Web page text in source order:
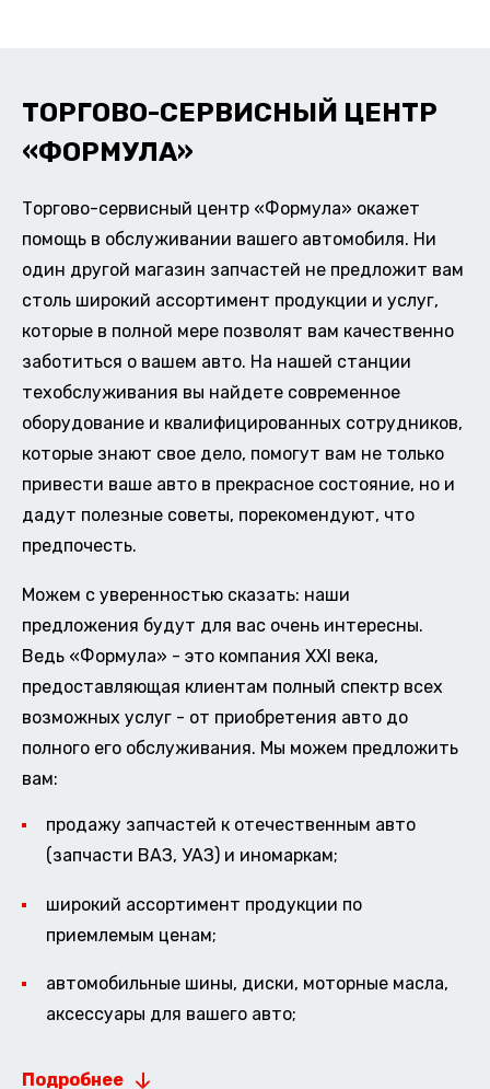
ТОРГОВО-СЕРВИСНЫЙ ЦЕНТР
«ФОРМУЛА»
Торгово-сервисный центр «Формула» окажет
помощь в обслуживании вашего автомобиля. Ни
один другой магазин запчастей не предложит вам
столь широкий ассортимент продукции и услуг,
которые в полной мере позволят вам качественно
заботиться о вашем авто. На нашей станции
техобслуживания вы найдете современное
оборудование и квалифицированных сотрудников,
которые знают свое дело, помогут вам не только
привести ваше авто в прекрасное состояние, но и
дадут полезные советы, порекомендуют, что
предпочесть.
Можем с уверенностью сказать: наши
предложения будут для вас очень интересны.
Ведь «Формула» - это компания XXI века,
предоставляющая клиентам полный спектр всех
возможных услуг - от приобретения авто до
полного его обслуживания. Мы можем предложить
вам:
продажу запчастей к отечественным авто
(запчасти ВАЗ, УАЗ) и иномаркам;
широкий ассортимент продукции по
приемлемым ценам;
автомобильные шины, диски, моторные масла,
аксессуары для вашего авто;
Подробнее